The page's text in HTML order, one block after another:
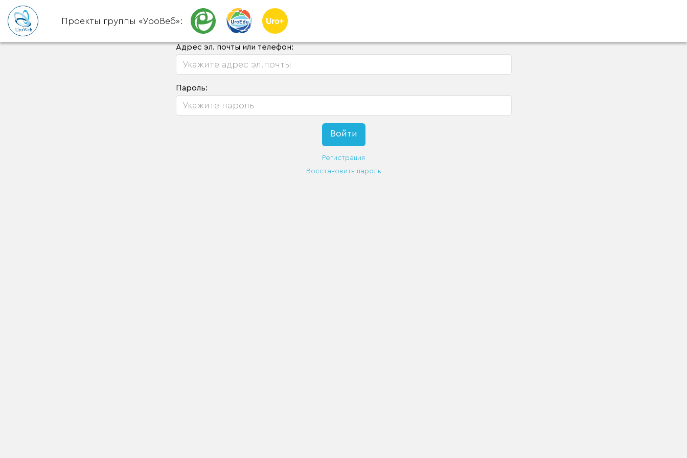
Проекты группы «УроВеб»:
Адрес эл. почты или телефон:
Пароль:
Регистрация
Восстановить пароль